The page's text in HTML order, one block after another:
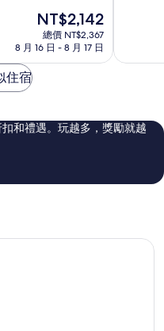
現
在
價
NT$2,142
總價 NT$2,367
8 月 16 日 - 8 月 17 日
名
中
心
太
則
評
住宿
和禮遇。玩越多，獎勵就越